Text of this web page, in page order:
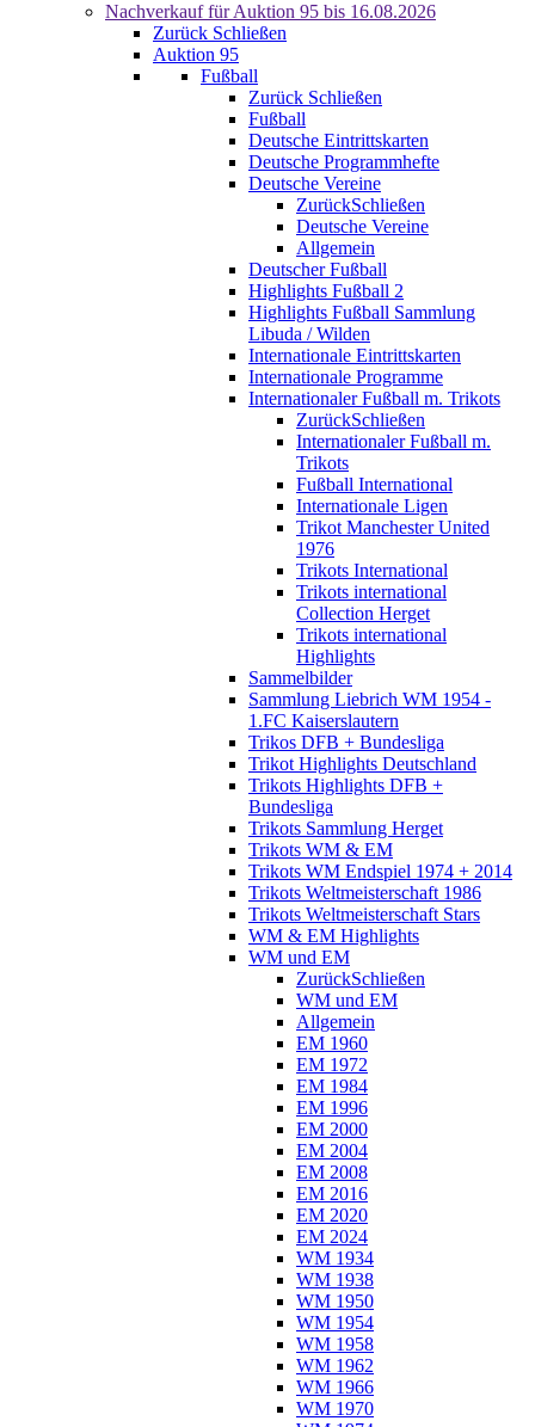
Nachverkauf für Auktion 95 bis 16.08.2026
Zurück Schließen
Auktion 95
Fußball
Zurück Schließen
Fußball
Deutsche Eintrittskarten
Deutsche Programmhefte
Deutsche Vereine
ZurückSchließen
Deutsche Vereine
Allgemein
Deutscher Fußball
Highlights Fußball 2
Highlights Fußball Sammlung
Libuda / Wilden
Internationale Eintrittskarten
Internationale Programme
Internationaler Fußball m. Trikots
ZurückSchließen
Internationaler Fußball m.
Trikots
Fußball International
Internationale Ligen
Trikot Manchester United
1976
Trikots International
Trikots international
Collection Herget
Trikots international
Highlights
Sammelbilder
Sammlung Liebrich WM 1954 -
1.FC Kaiserslautern
Trikos DFB + Bundesliga
Trikot Highlights Deutschland
Trikots Highlights DFB +
Bundesliga
Trikots Sammlung Herget
Trikots WM & EM
Trikots WM Endspiel 1974 + 2014
Trikots Weltmeisterschaft 1986
Trikots Weltmeisterschaft Stars
WM & EM Highlights
WM und EM
ZurückSchließen
WM und EM
Allgemein
EM 1960
EM 1972
EM 1984
EM 1996
EM 2000
EM 2004
EM 2008
EM 2016
EM 2020
EM 2024
WM 1934
WM 1938
WM 1950
WM 1954
WM 1958
WM 1962
WM 1966
WM 1970